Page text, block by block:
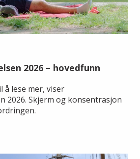
2026 – hovedfunn
å lese mer, viser
2026. Skjerm og konsentrasjon